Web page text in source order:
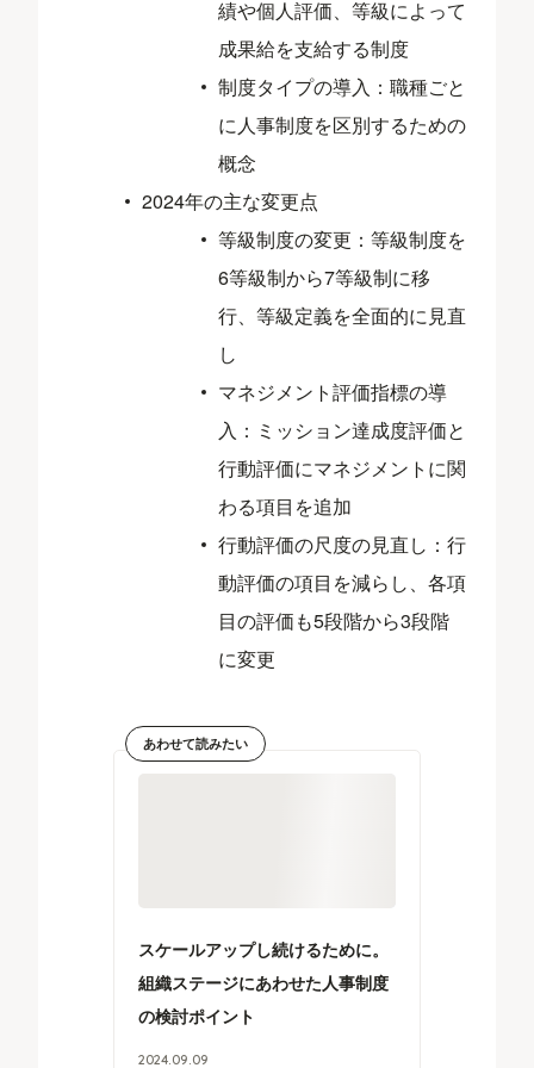
績や個人評価、等級によって
成果給を支給する制度
制度タイプの導入：職種ごと
に人事制度を区別するための
概念
2024年の主な変更点
等級制度の変更：等級制度を
6等級制から7等級制に移
行、等級定義を全面的に見直
し
マネジメント評価指標の導
入：ミッション達成度評価と
行動評価にマネジメントに関
わる項目を追加
行動評価の尺度の見直し：行
動評価の項目を減らし、各項
目の評価も5段階から3段階
に変更
あわせて読みたい
スケールアップし続けるために。
組織ステージにあわせた人事制度
の検討ポイント
2024.09.09